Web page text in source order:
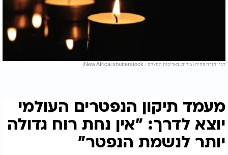
רבי יהודה פתיה (צילום: באדיבות המצלם / New Africa/shutterstock)
מעמד תיקון הנפטרים העולמי
יוצא לדרך: "אין נחת רוח גדולה
יותר לנשמת הנפטר"